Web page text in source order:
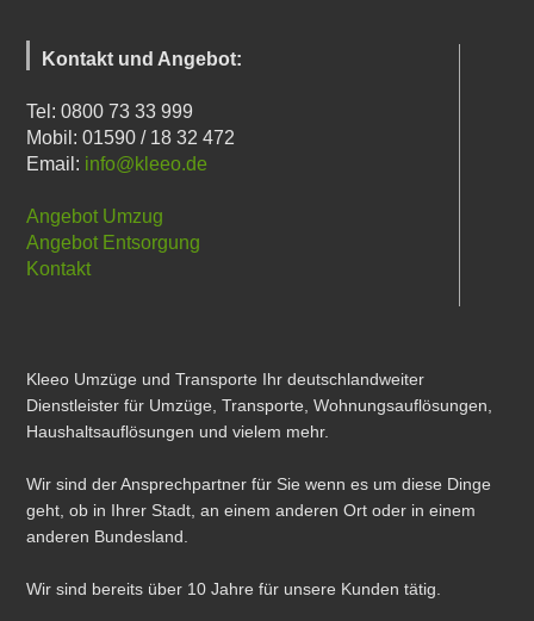
Kontakt und Angebot:
Tel: 0800 73 33 999
Mobil: 01590 / 18 32 472
Email: info@kleeo.de
Angebot Umzug
Angebot Entsorgung
Kontakt
Kleeo Umzüge und Transporte Ihr deutschlandweiter
Dienstleister für Umzüge, Transporte, Wohnungsauflösungen,
Haushaltsauflösungen und vielem mehr.
Wir sind der Ansprechpartner für Sie wenn es um diese Dinge
geht, ob in Ihrer Stadt, an einem anderen Ort oder in einem
anderen Bundesland.
Wir sind bereits über 10 Jahre für unsere Kunden tätig.